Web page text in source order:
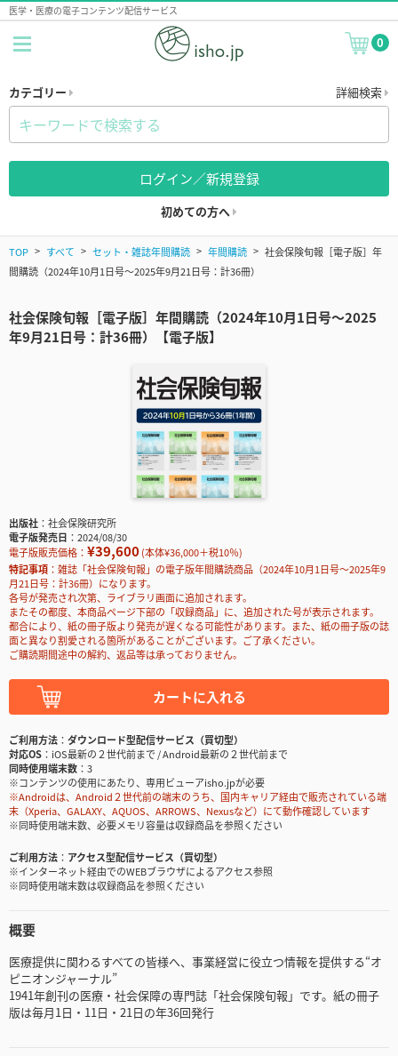
医学・医療の電子コンテンツ配信サービス
0
カテゴリー 詳細検索
ログイン／新規登録
初めての方へ
TOP すべて セット・雑誌年間購読 年間購読
社会保険旬報［電子版］年
間購読（2024年10月1日号～2025年9月21日号：計36冊）
社会保険旬報［電子版］年間購読（2024年10月1日号～2025
年9月21日号：計36冊）【電子版】
出版社
社会保険研究所
電子版発売日
2024/08/30
電子版販売価格： ¥39,600(本体¥36,000＋税10％)
特記事項
雑誌「社会保険旬報」の電子版年間購読商品（2024年10月1日号～2025年9
月21日号：計36冊）になります。
各号が発売され次第、ライブラリ画面に追加されます。
またその都度、本商品ページ下部の「収録商品」に、追加された号が表示されます。
都合により、紙の冊子版より発売が遅くなる可能性があります。また、紙の冊子版の誌
面と異なり割愛される箇所があることがございます。ご了承ください。
ご購読期間途中の解約、返品等は承っておりません。
カートに入れる
ご利用方法
ダウンロード型配信サービス（買切型）
対応OS
iOS最新の２世代前まで / Android最新の２世代前まで
同時使用端末数
3
※コンテンツの使用にあたり、専用ビューアisho.jpが必要
※Androidは、Android２世代前の端末のうち、国内キャリア経由で販売されている端
末（Xperia、GALAXY、AQUOS、ARROWS、Nexusなど）にて動作確認しています
※同時使用端末数、必要メモリ容量は収録商品を参照ください
ご利用方法
アクセス型配信サービス（買切型）
※インターネット経由でのWEBブラウザによるアクセス参照
※同時使用端末数は収録商品を参照ください
概要
医療提供に関わるすべての皆様へ、事業経営に役立つ情報を提供する“オ
ピニオンジャーナル”
1941年創刊の医療・社会保障の専門誌「社会保険旬報」です。紙の冊子
版は毎月1日・11日・21日の年36回発行